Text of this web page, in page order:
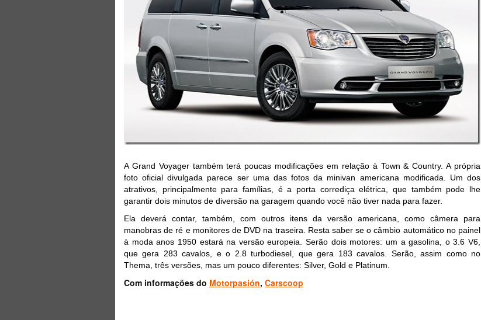
A Grand Voyager também terá poucas modificações em relação à Town & Country. A própria
foto oficial divulgada parece ser uma das fotos da minivan americana modificada. Um dos
atrativos, principalmente para famílias, é a porta corrediça elétrica, que também pode lhe
garantir dois minutos de diversão na garagem quando você não tiver nada para fazer.
Ela deverá contar, também, com outros itens da versão americana, como câmera para
manobras de ré e monitores de DVD na traseira. Resta saber se o câmbio automático no painel
à moda anos 1950 estará na versão europeia. Serão dois motores: um a gasolina, o 3.6 V6,
que gera 283 cavalos, e o 2.8 turbodiesel, que gera 183 cavalos. Serão, assim como no
Thema, três versões, mas um pouco diferentes: Silver, Gold e Platinum.
Com informações do Motorpasión, Carscoop